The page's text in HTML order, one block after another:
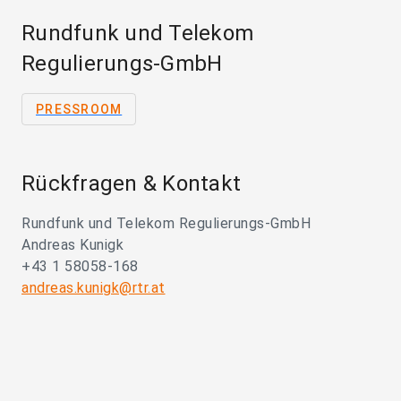
Rundfunk und Telekom
Regulierungs-GmbH
PRESSROOM
Rückfragen & Kontakt
Rundfunk und Telekom Regulierungs-GmbH
Andreas Kunigk
+43 1 58058-168
andreas.kunigk@rtr.at